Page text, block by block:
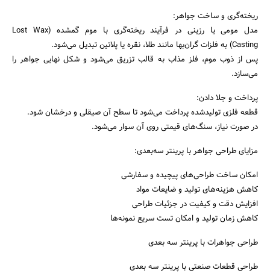
ریخته‌گری و ساخت جواهر:
مدل مومی یا رزینی در فرآیند ریخته‌گری با موم گمشده (Lost Wax
Casting) به فلزات گران‌بها مانند طلا، نقره یا پلاتین تبدیل می‌شود.
پس از ذوب موم، فلز مذاب به قالب تزریق می‌شود و شکل نهایی جواهر را
می‌سازد.
پرداخت و جلا دادن:
قطعه فلزی تولید‌شده پرداخت می‌شود تا سطح آن صیقلی و درخشان شود.
در صورت نیاز، سنگ‌های قیمتی روی آن سوار می‌شود.
مزایای طراحی جواهر با پرینتر سه‌بعدی:
امکان ساخت طراحی‌های پیچیده و سفارشی
کاهش هزینه‌های تولید و ضایعات مواد
افزایش دقت و کیفیت در جزئیات طراحی
کاهش زمان تولید و امکان تست سریع نمونه‌ها
طراحی جواهرات با پرینتر سه بعدی
طراحی قطعات صنعتی با پرینتر سه بعدی